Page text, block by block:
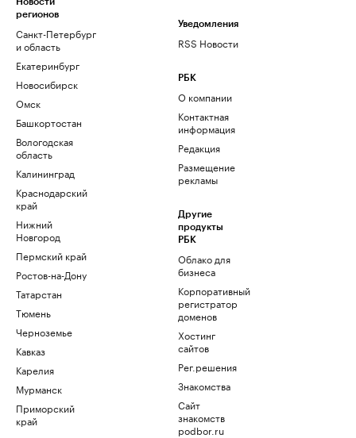
регионов
Санкт-Петербург
и область
Екатеринбург
Новосибирск
Омск
Башкортостан
Вологодская
область
Калининград
Краснодарский
край
Нижний
Новгород
Пермский край
Ростов-на-Дону
Татарстан
Тюмень
Черноземье
Кавказ
Карелия
Мурманск
Приморский
край
Уведомления
RSS Новости
РБК
О компании
Контактная
информация
Редакция
Размещение
рекламы
Другие
продукты
РБК
Облако для
бизнеса
Корпоративный
регистратор
доменов
Хостинг
сайтов
Рег.решения
Знакомства
Сайт
знакомств
podbor.ru